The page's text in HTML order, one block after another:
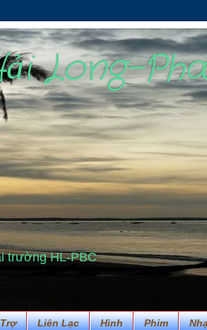
Long-
trường HL-PBC
Liên Lạc Hình Phim